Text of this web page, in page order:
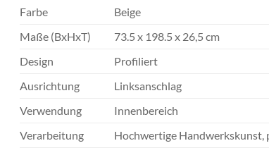
Farbe
Beige
Maße (BxHxT)
73.5 x 198.5 x 26,5 cm
Design
Profiliert
Ausrichtung
Linksanschlag
Verwendung
Innenbereich
Verarbeitung
Hochwertige